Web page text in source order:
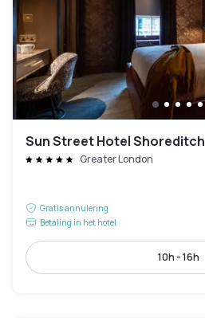
Sun Street Hotel Shoreditch
Greater London
Gratis annulering
Betaling in het hotel
10h - 16h